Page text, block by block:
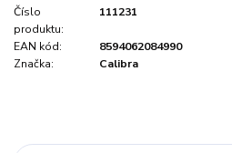
Číslo
produktu:
111231
EAN kód:
8594062084990
Značka:
Calibra